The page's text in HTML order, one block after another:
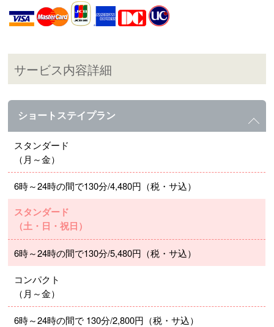
サービス内容詳細
ショートステイプラン
スタンダード
（月～金）
6時～24時の間で130分/4,480円（税・サ込）
スタンダード
（土・日・祝日）
6時～24時の間で130分/5,480円（税・サ込）
コンパクト
（月～金）
6時～24時の間で 130分/2,800円（税・サ込）